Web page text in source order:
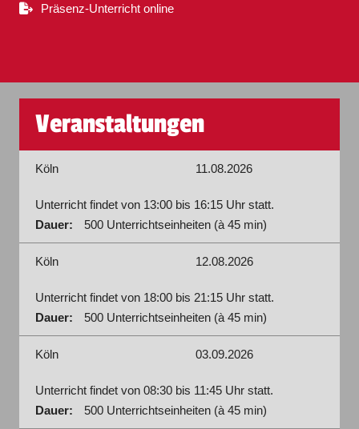
Präsenz-Unterricht online
Veranstaltungen
Köln 11.08.2026
Unterricht findet von 13:00 bis 16:15 Uhr statt.
Dauer:
500 Unterrichtseinheiten (à 45 min)
Köln 12.08.2026
Unterricht findet von 18:00 bis 21:15 Uhr statt.
Dauer:
500 Unterrichtseinheiten (à 45 min)
Köln 03.09.2026
Unterricht findet von 08:30 bis 11:45 Uhr statt.
Dauer:
500 Unterrichtseinheiten (à 45 min)